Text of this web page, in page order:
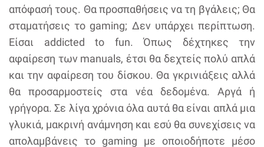
απόφασή τους. Θα προσπαθήσεις να τη βγάλεις; Θα
σταματήσεις το gaming; Δεν υπάρχει περίπτωση.
Είσαι addicted to fun. Όπως δέχτηκες την
αφαίρεση των manuals, έτσι θα δεχτείς πολύ απλά
και την αφαίρεση του δίσκου. Θα γκρινιάξεις αλλά
θα προσαρμοστείς στα νέα δεδομένα. Αργά ή
γρήγορα. Σε λίγα χρόνια όλα αυτά θα είναι απλά μια
γλυκιά, μακρινή ανάμνηση και εσύ θα συνεχίσεις να
απολαμβάνεις το gaming με οποιοδήποτε μέσο